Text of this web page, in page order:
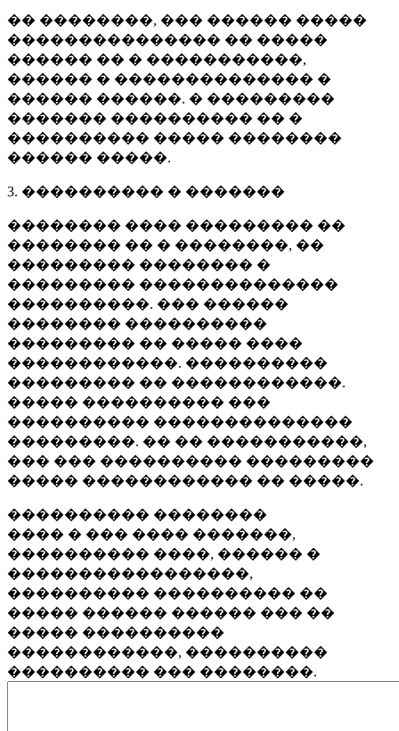
�� ��������, ��� ������ �����
��������������� �� �����
������ �� � �����������,
������ � �������������� �
������ ������. � ���������
������� ���������� �� �
���������� ����� ��������
������ �����.
3. ���������� � �������
�������� ���� ��������� ��
�������� �� � ��������, ��
��������� �������� �
��������� ��������������
����������. ��� ������
�������� ����������
��������� �� ����� ����
������������. ����������
��������� �� ������������.
����� ���������� ���
���������� ��������������
���������. �� �� �����������,
��� ��� ���������� ���������
����� ������������ �� �����.
���������� ��������
���� � ��� ���� �������,
���������� ����, ������ �
�����������������,
���������� ���������� ��
����� ������ ������ ��� ��
����� ����������
������������, ����������
���������� ��� ��������.